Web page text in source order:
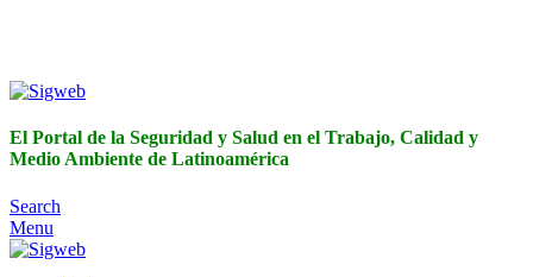
El Portal de la Seguridad y Salud en el Trabajo, Calidad y
Medio Ambiente de Latinoamérica
Search
Menu